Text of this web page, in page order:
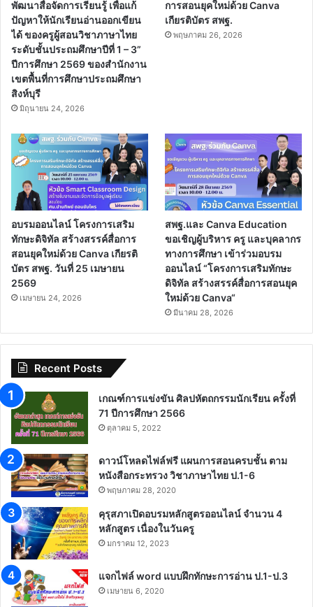
พัฒนาสื่อจัดการเรียนรู้ เพื่อแก้
ปัญหาให้นักเรียนอ่านออกเขียน
ได้ ของครูผู้สอนวิชาภาษาไทย
ระดับชั้นประถมศึกษาปีที่ 1 – 3”
ปีการศึกษา 2569 ของสำนักงาน
เขตพื้นที่การศึกษาประถมศึกษา
สิงห์บุรี
มิถุนายน 24, 2026
การสอนยุคใหม่ด้วย Canva
เกียรติบัตร สพฐ.
พฤษภาคม 26, 2026
อบรมออนไลน์ โครงการเสริม
ทักษะดิจิทัล สร้างสรรค์สื่อการ
สอนยุคใหม่ด้วย Canva เกียรติ
บัตร สพฐ. วันที่ 25 เมษายน
2569
เมษายน 24, 2026
สพฐ.และ Canva Education
ขอเชิญผู้บริหาร ครู และบุคลากร
ทางการศึกษา เข้าร่วมอบรม
ออนไลน์ “โครงการเสริมทักษะ
ดิจิทัล สร้างสรรค์สื่อการสอนยุค
ใหม่ด้วย Canva“
มีนาคม 28, 2026
Recent Posts
เกณฑ์การแข่งขัน ศิลปหัตถกรรมนักเรียน ครั้งที่
71 ปีการศึกษา 2566
ตุลาคม 5, 2022
ดาวน์โหลดไฟล์ฟรี แผนการสอนครบชั้น ตาม
หนังสือกระทรวง วิชาภาษาไทย ป.1-6
พฤษภาคม 28, 2020
คุรุสภาเปิดอบรมหลักสูตรออนไลน์ จำนวน 4
หลักสูตร เนื่องในวันครู
มกราคม 12, 2023
แจกไฟล์ word แบบฝึกทักษะการอ่าน ป.1-ป.3
เมษายน 6, 2020